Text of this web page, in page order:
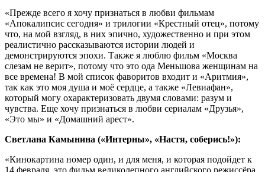
«Прежде всего я хочу признаться в любви фильмам
«Апокалипсис сегодня» и трилогии «Крестный отец», потому
что, на мой взгляд, в них эпично, художественно и при этом
реалистично рассказываются истории людей и
демонстрируются эпохи. Также я люблю фильм «Москва
слезам не верит», потому что это ода Меньшова женщинам на
все времена! В мой список фаворитов входит и «Аритмия»,
так как это моя душа и моё сердце, а также «Левиафан»,
который могу охарактеризовать двумя словами: разум и
чувства. Еще хочу признаться в любви сериалам «Друзья»,
«Это мы» и «Домашний арест».
Светлана Камынина («Интерны», «Настя, соберись!»):
«Кинокартина номер один, и для меня, и которая подойдет к
14 февраля, это фильм великолепного английского режиссёра,